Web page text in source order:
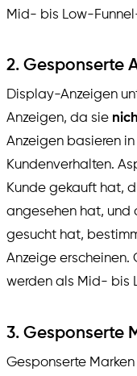
Mid- bis Low-
2. Gesponserte
Display-Anzeigen
Anzeigen, da sie
Anzeigen basieren
Kundenverhalten.
Kunde gekauft hat,
angesehen hat, und
gesucht hat,
Anzeige
werden als Mid- bis
3. Gesponserte
Gesponserte